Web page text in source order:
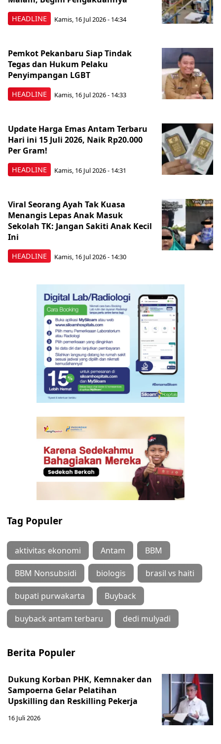
HEADLINE Kamis, 16 Jul 2026 - 14:34
HEADLINE
Pemkot Pekanbaru Siap Tindak
Tegas dan Hukum Pelaku
Penyimpangan LGBT
Kamis, 16 Jul 2026 - 14:33
HEADLINE
Update Harga Emas Antam Terbaru
Hari ini 15 Juli 2026, Naik Rp20.000
Per Gram!
Kamis, 16 Jul 2026 - 14:31
HEADLINE
Viral Seorang Ayah Tak Kuasa
Menangis Lepas Anak Masuk
Sekolah TK: Jangan Sakiti Anak Kecil
Ini
Kamis, 16 Jul 2026 - 14:30
Tag Populer
aktivitas ekonomi Antam BBM
BBM Nonsubsidi biologis brasil vs haiti
bupati purwakarta Buyback
buyback antam terbaru dedi mulyadi
Berita Populer
Dukung Korban PHK, Kemnaker dan
Sampoerna Gelar Pelatihan
Upskilling dan Reskilling Pekerja
16 Juli 2026